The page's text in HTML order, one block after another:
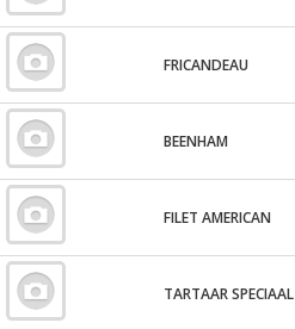
FRICANDEAU
BEENHAM
FILET AMERICAN
TARTAAR SPECIAAL